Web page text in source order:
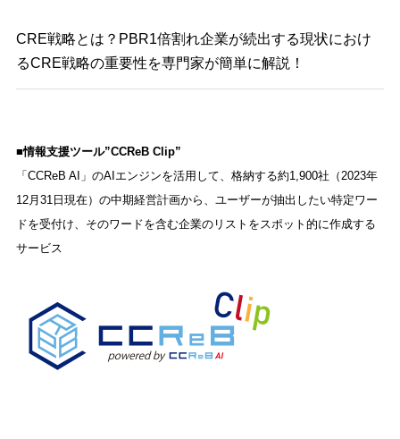
CRE戦略とは？PBR1倍割れ企業が続出する現状におけ
るCRE戦略の重要性を専門家が簡単に解説！
■情報支援ツール”CCReB Clip”
「CCReB AI」のAIエンジンを活用して、格納する約1,900社（2023年
12月31日現在）の中期経営計画から、ユーザーが抽出したい特定ワー
ドを受付け、そのワードを含む企業のリストをスポット的に作成する
サービス